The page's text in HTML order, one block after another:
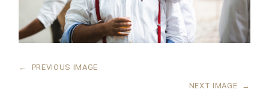
← PREVIOUS IMAGE
NEXT IMAGE →